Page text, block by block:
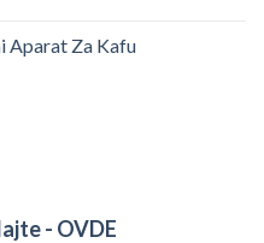
Aparat Za Kafu
- OVDE